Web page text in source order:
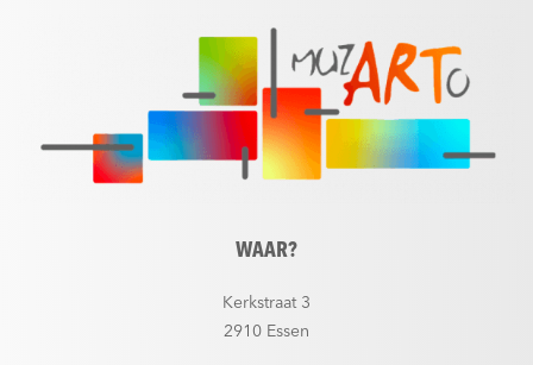
WAAR?
Kerkstraat 3
2910 Essen